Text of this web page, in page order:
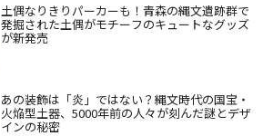
土偶なりきりパーカーも！青森の縄文遺跡群で
発掘された土偶がモチーフのキュートなグッズ
が新発売
あの装飾は「炎」ではない？縄文時代の国宝・
火焔型土器、5000年前の人々が刻んだ謎とデザ
インの秘密